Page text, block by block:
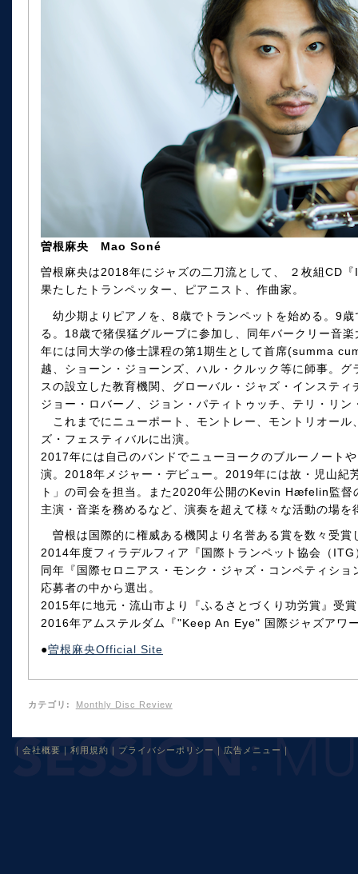
曽根麻央 Mao Soné
曽根麻央は2018年にジャズの二刀流として、 ２枚組CD
果たしたトランペッター、ピアニスト、作曲家。
幼少期よりピアノを、8歳でトランペットを始める。9
る。18歳で猪俣猛グループに参加し、同年バークリー音
年には同大学の修士課程の第1期生として首席(summa
越、ショーン・ジョーンズ、ハル・クルック等に師事。
スの設立した教育機関、グローバル・ジャズ・インステ
ジョー・ロバーノ、ジョン・パティトゥッチ、テリ・リ
これまでにニューポート、モントレー、モントリオール
ズ・フェスティバルに出演。
2017年には自己のバンドでニューヨークのブルーノート
演。2018年メジャー・デビュー。2019年には故・児山紀
ト」の司会を担当。また2020年公開のKevin Hæfelin監督
主演・音楽を務めるなど、演奏を超えて様々な活動の場を
曽根は国際的に権威ある機関より名誉ある賞を数々受賞
2014年度フィラデルフィア『国際トランペット協会（
同年『国際セロニアス・モンク・ジャズ・コンペティシ
応募者の中から選出。
2015年に地元・流山市より『ふるさとづくり功労賞』受
2016年アムステルダム『"Keep An Eye" 国際ジャズアワ
●曽根麻央Official Site
カテゴリ : Monthly Disc Review
会社概要 利用規約 プライバシーポリシー 広告メニュー